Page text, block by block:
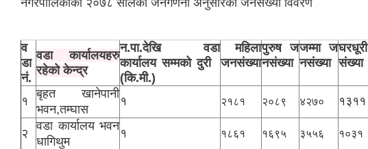
व
डा
नं.
वडा कार्यालयहरु
रहेको केन्द्र
न.पा.देखि वडा
कार्यालय सम्मको दुरी
(कि.मी.)
महिला
जनसंख्या
पुरुष ज
नसंख्या
जम्मा ज
नसंख्या
घरधूरी
संख्या
१
बृहत खानेपानी
भवन,तम्घास
१ २१८१ २०८९ ४२७० १३११
२
वडा कार्यालय भवन
धागिथुम
१ १८६१ १६९५ ३५५६ १०३१